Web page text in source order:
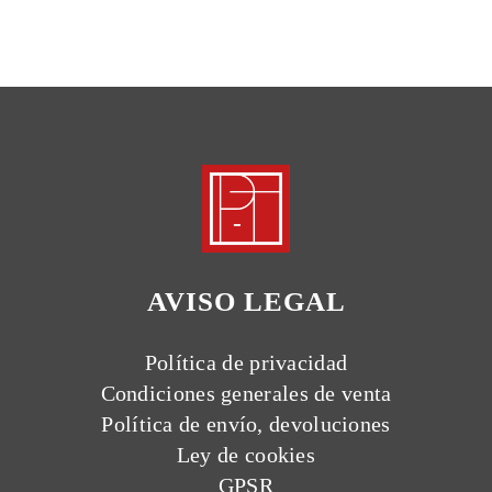
AVISO LEGAL
Política de privacidad
Condiciones generales de venta
Política de envío, devoluciones
Ley de cookies
GPSR